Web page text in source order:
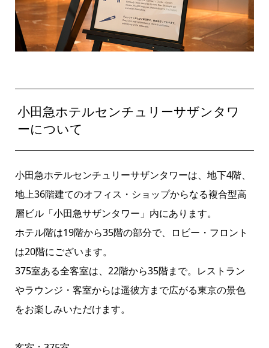
小田急ホテルセンチュリーサザンタワ
ーについて
小田急ホテルセンチュリーサザンタワーは、地下4階、
地上36階建てのオフィス・ショップからなる複合型高
層ビル「小田急サザンタワー」内にあります。
ホテル階は19階から35階の部分で、ロビー・フロント
は20階にございます。
375室ある全客室は、22階から35階まで。レストラン
やラウンジ・客室からは遥彼方まで広がる東京の景色
をお楽しみいただけます。